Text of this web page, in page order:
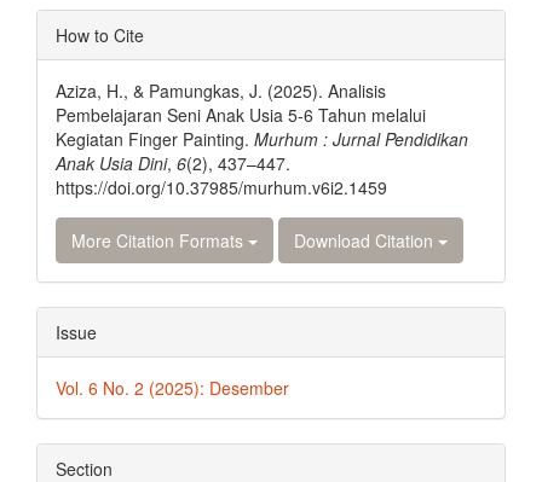
Article
Details
How to Cite
Aziza, H., & Pamungkas, J. (2025). Analisis
Pembelajaran Seni Anak Usia 5-6 Tahun melalui
Kegiatan Finger Painting. Murhum : Jurnal Pendidikan
Anak Usia Dini, 6(2), 437–447.
https://doi.org/10.37985/murhum.v6i2.1459
More Citation Formats Download Citation
Issue
Vol. 6 No. 2 (2025): Desember
Section